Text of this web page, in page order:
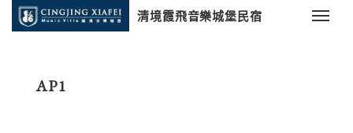
清境霞飛音樂城堡民宿
AP1